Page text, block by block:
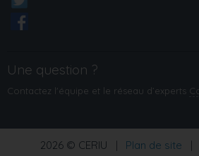
Une question ?
Contactez l'équipe et le réseau d’experts
2026 © CERIU | Plan de site |